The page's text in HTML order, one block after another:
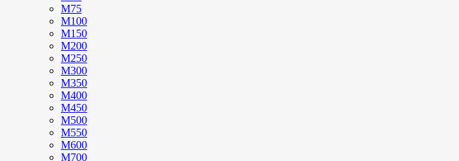
М75
М100
М150
М200
М250
М300
М350
М400
М450
М500
М550
М600
М700